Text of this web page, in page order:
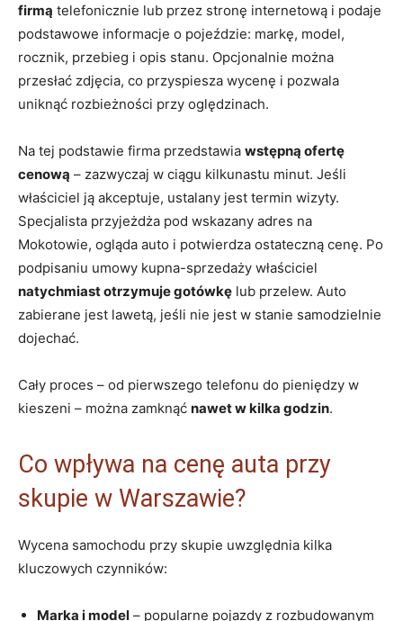
firmą telefonicznie lub przez stronę internetową i podaje
podstawowe informacje o pojeździe: markę, model,
rocznik, przebieg i opis stanu. Opcjonalnie można
przesłać zdjęcia, co przyspiesza wycenę i pozwala
uniknąć rozbieżności przy oględzinach.
Na tej podstawie firma przedstawia wstępną ofertę
cenową – zazwyczaj w ciągu kilkunastu minut. Jeśli
właściciel ją akceptuje, ustalany jest termin wizyty.
Specjalista przyjeżdża pod wskazany adres na
Mokotowie, ogląda auto i potwierdza ostateczną cenę. Po
podpisaniu umowy kupna-sprzedaży właściciel
natychmiast otrzymuje gotówkę lub przelew. Auto
zabierane jest lawetą, jeśli nie jest w stanie samodzielnie
dojechać.
Cały proces – od pierwszego telefonu do pieniędzy w
kieszeni – można zamknąć nawet w kilka godzin.
Co wpływa na cenę auta przy
skupie w Warszawie?
Wycena samochodu przy skupie uwzględnia kilka
kluczowych czynników:
Marka i model – popularne pojazdy z rozbudowanym